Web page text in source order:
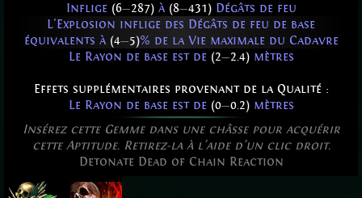
Inflige (6—287)à (8—431)Dégâts de feu
L'Explosion inflige des Dégâts de feu de base
équivalents à (4—5)% de la Vie maximale du Cadavre
Le Rayon de base est de (2—2.4)mètres
Effets supplémentaires provenant de la Qualité :
Le Rayon de base est de (0—0.2)mètres
Insérez cette Gemme dans une châsse pour acquérir
cette Aptitude. Retirez-la à l'aide d'un clic droit.
Detonate Dead of Chain Reaction